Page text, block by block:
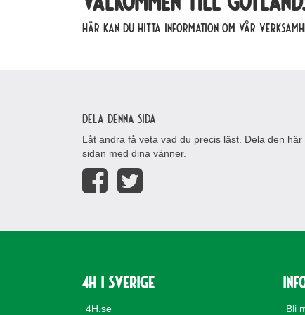
Här kan du hitta information om vår
Dela denna sida
Låt andra få veta vad du precis läst. Dela den här
sidan med dina vänner.
4H i Sverige
4H.se Bli